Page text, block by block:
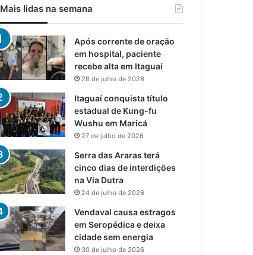
Mais lidas na semana
Após corrente de oração
em hospital, paciente
recebe alta em Itaguaí
28 de julho de 2026
Itaguaí conquista título
estadual de Kung-fu
Wushu em Maricá
27 de julho de 2026
Serra das Araras terá
cinco dias de interdições
na Via Dutra
24 de julho de 2026
Vendaval causa estragos
em Seropédica e deixa
cidade sem energia
30 de julho de 2026